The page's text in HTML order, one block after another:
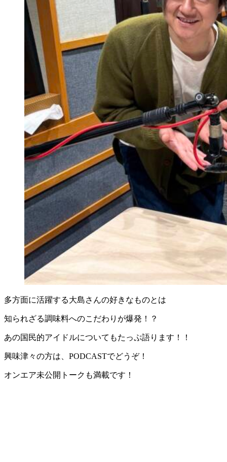
多方面に活躍する大島さんの好きなものとは
知られざる調味料へのこだわりが爆発！？
あの国民的アイドルについてもたっぷ語ります！！
興味津々の方は、PODCASTでどうぞ！
オンエア未公開トークも満載です！